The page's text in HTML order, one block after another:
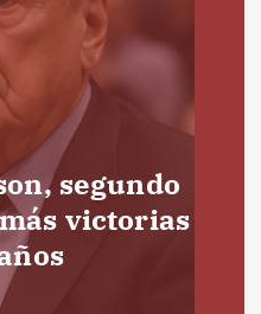
segundo
victorias